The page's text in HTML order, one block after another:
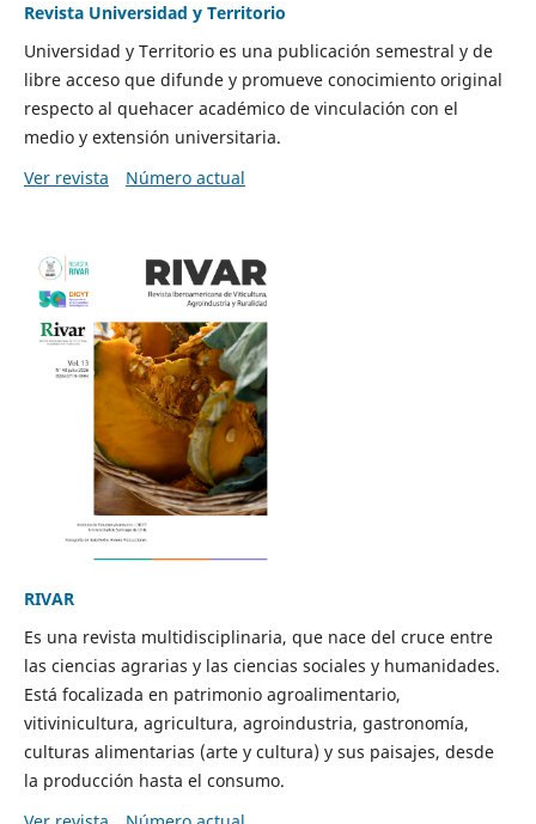
Revista Universidad y Territorio
Universidad y Territorio es una publicación semestral y de
libre acceso que difunde y promueve conocimiento original
respecto al quehacer académico de vinculación con el
medio y extensión universitaria.
Ver revista
Número actual
RIVAR
Es una revista multidisciplinaria, que nace del cruce entre
las ciencias agrarias y las ciencias sociales y humanidades.
Está focalizada en patrimonio agroalimentario,
vitivinicultura, agricultura, agroindustria, gastronomía,
culturas alimentarias (arte y cultura) y sus paisajes, desde
la producción hasta el consumo.